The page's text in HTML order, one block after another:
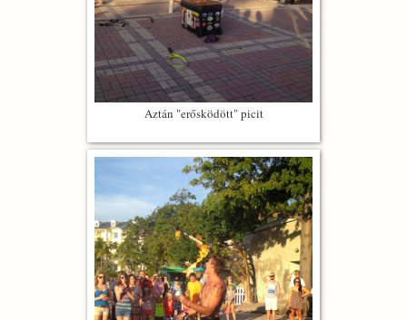
Aztán "erősködött" picit